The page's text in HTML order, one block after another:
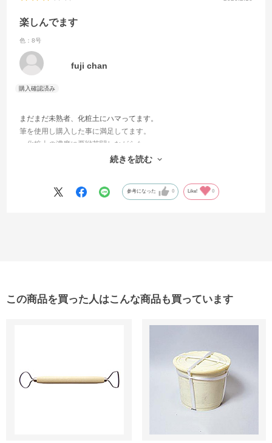
楽しんでます
色：8号
fuji chan
まだまだ未熟者、化粧土にハマってます。
筆を使用し購入した事に満足してます。
化粧土の濃度に悪戦苦闘しながらも
出来上がった作品にニンマリです。
続きを読む
参考になった 0 Like! 0
この商品を買った人はこんな商品も買っています